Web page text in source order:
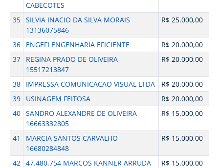
CABECOTES
35 SILVIA INACIO DA SILVA MORAIS
13136075846
R$ 25.000,00
36 ENGEFI ENGENHARIA EFICIENTE
R$ 20.000,00
37
REGINA PRADO DE OLIVEIRA
15517213847
R$ 20.000,00
38 IMPRESSA COMUNICACAO VISUAL LTDA
R$ 20.000,00
39
USINAGEM FEITOSA
R$ 20.000,00
40 SANDRO ALEXANDRE DE OLIVEIRA
16663332805
R$ 15.000,00
41
MARCIA SANTOS CARVALHO
16680284848
R$ 15.000,00
42 47.480.754 MARCOS KANNER ARRUDA
R$ 15.000,00